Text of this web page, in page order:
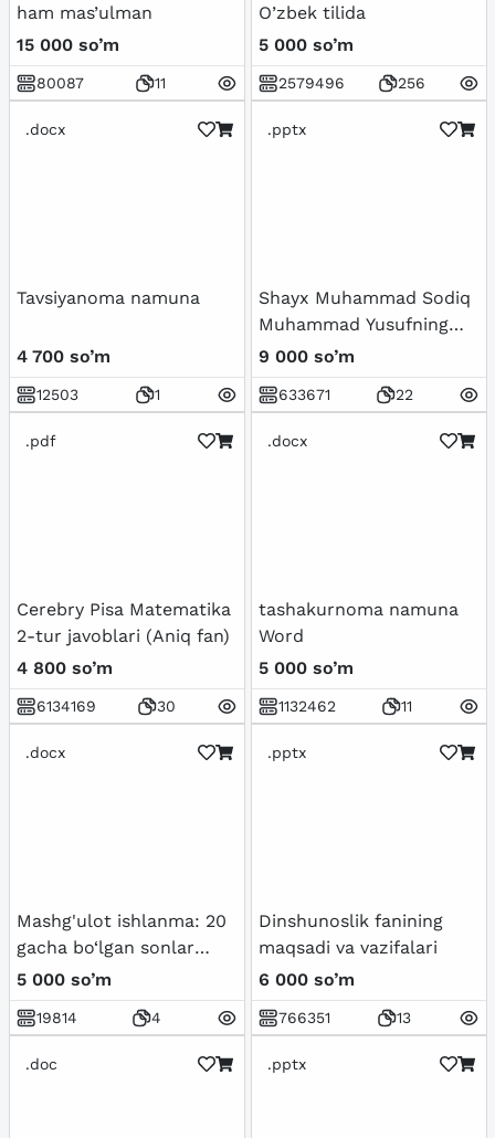
ham mas’ulman
15 000 so’m
80087 11
O’zbek tilida
5 000 so’m
2579496 256
.docx
Tavsiyanoma namuna
4 700 so’m
12503 1
.pptx
Shayx Muhammad Sodiq
Muhammad Yusufning
Baxtiyor oila asarida
islom qadriyatlarining
talqini
9 000 so’m
633671 22
.pdf
Cerebry Pisa Matematika
2-tur javoblari (Aniq fan)
4 800 so’m
6134169 30
.docx
tashakurnoma namuna
Word
5 000 so’m
1132462 11
.docx
Mashg'ulot ishlanma: 20
gacha bo‘lgan sonlar
bilan tanishtirish.
5 000 so’m
19814 4
.pptx
Dinshunoslik fanining
maqsadi va vazifalari
6 000 so’m
766351 13
.doc .pptx